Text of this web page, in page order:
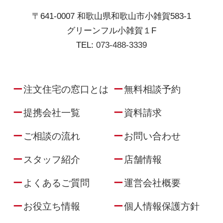
〒641-0007 和歌山県和歌山市小雑賀583-1
グリーンフル小雑賀１F
TEL: 073-488-3339
注文住宅の窓口とは
提携会社一覧
ご相談の流れ
スタッフ紹介
よくあるご質問
お役立ち情報
無料相談予約
資料請求
お問い合わせ
店舗情報
運営会社概要
個人情報保護方針